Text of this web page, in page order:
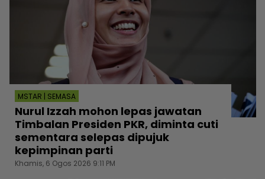
MSTAR | SEMASA
Nurul Izzah mohon lepas jawatan
Timbalan Presiden PKR, diminta cuti
sementara selepas dipujuk
kepimpinan parti
Khamis, 6 Ogos 2026 9:11 PM